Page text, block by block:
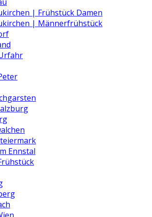
| Frühstück Damen
| Männerfrühstück
Ennstal